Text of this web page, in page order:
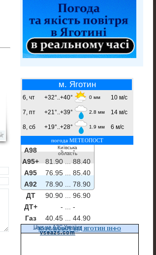
м. Яготин
6, чт +32°..+40° 0 мм 10 м/с
7, пт +21°..+39° 2.8 мм 14 м/с
8, сб +19°..+28° 1.9 мм 6 м/с
погода МЕТЕОПОСТ
Київська
область
A98 - ...-
A95+
81.90 ...
88.40
A95
76.95 ...
85.40
A92
78.90 ...
78.90
ДТ
90.90 ...
96.90
ДТ+
- ...
-
Газ
40.45 ... 44.90
Ціни на АЗС України
vseazs.com
КУРС ВАЛЮТ ВІД ЯГОТИН ІНФО